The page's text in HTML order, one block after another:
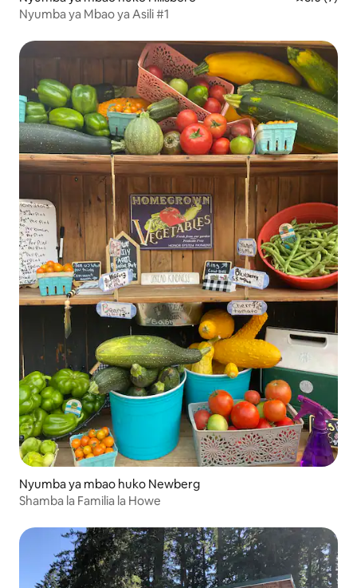
Nyumba ya Mbao ya Asili #1
Nyumba ya mbao huko Newberg
Shamba la Familia la Howe